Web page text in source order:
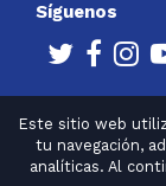
Este sitio web
tu navegación,
analíticas. Al
Síguenos